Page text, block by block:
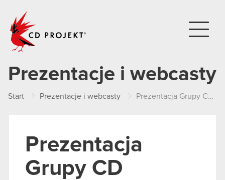
Prezentacje i webcasty
Start Prezentacje i webcasty Prezentacja Grupy CD PROJEKT – wyniki Q1 2019
Prezentacja
Grupy CD